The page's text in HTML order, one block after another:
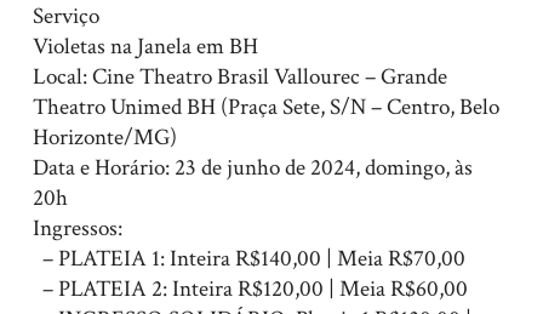
Serviço
Violetas na Janela em BH
Local: Cine Theatro Brasil Vallourec – Grande
Theatro Unimed BH (Praça Sete, S/N – Centro, Belo
Horizonte/MG)
Data e Horário: 23 de junho de 2024, domingo, às
20h
Ingressos:
– PLATEIA 1: Inteira R$140,00 | Meia R$70,00
– PLATEIA 2: Inteira R$120,00 | Meia R$60,00